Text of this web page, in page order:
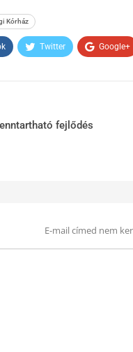
Kórház
Twitter Google+
fejlődés
E-mail címed nem